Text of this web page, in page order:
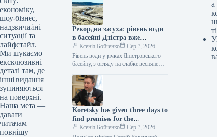
економіку,
шоу-бізнес,
надзвичайні
ситуації та
лайфстайл.
Ми шукаємо
ексклюзивні
деталі там, де
інші видання
зупиняються
на поверхні.
Наша мета —
давати
читачам
повнішу
Рекордна засуха: рівень води
в басейні Дністра вже
місцями нижчий від
історичного мінімуму
Ксенія Бойченко
Сер 7, 2026
Рівень води у річках Дністровського
басейну, з огляду на слабке весняне
квітня, поступово зменшувався,…
Koretsky has given three days to
find premises for the
decentralization of warehouse
Ксенія Бойченко
Сер 7, 2026
а
ті